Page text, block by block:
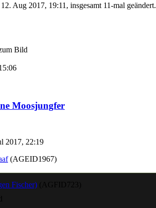
Aug 2017, 19:11, insgesamt 11-mal geändert.
Bild
Moosjungfer
2017, 22:19
(AGEID1967)
Fischer) (AGFID723)